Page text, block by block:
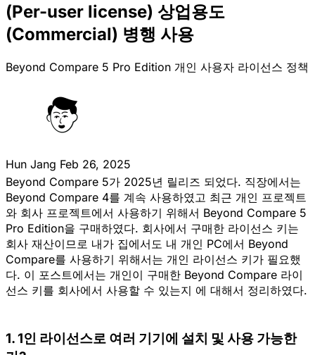
(Per-user license) 상업용도
(Commercial) 병행 사용
Beyond Compare 5 Pro Edition 개인 사용자 라이선스 정책
Hun Jang Feb 26, 2025
Beyond Compare 5가 2025년 릴리즈 되었다. 직장에서는
Beyond Compare 4를 계속 사용하였고 최근 개인 프로젝트
와 회사 프로젝트에서 사용하기 위해서 Beyond Compare 5
Pro Edition을 구매하였다. 회사에서 구매한 라이선스 키는
회사 재산이므로 내가 집에서도 내 개인 PC에서 Beyond
Compare를 사용하기 위해서는 개인 라이선스 키가 필요했
다. 이 포스트에서는 개인이 구매한 Beyond Compare 라이
선스 키를 회사에서 사용할 수 있는지 에 대해서 정리하였다.
1. 1인 라이선스로 여러 기기에 설치 및 사용 가능한